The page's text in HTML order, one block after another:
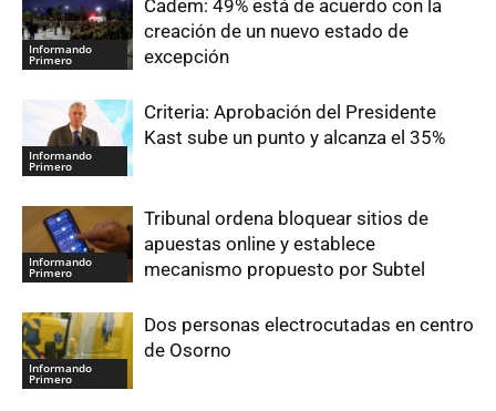
Informando
Primero
Cadem: 49% está de acuerdo con la
creación de un nuevo estado de
excepción
Informando
Primero
Criteria: Aprobación del Presidente
Kast sube un punto y alcanza el 35%
Informando
Primero
Tribunal ordena bloquear sitios de
apuestas online y establece
mecanismo propuesto por Subtel
Informando
Primero
Dos personas electrocutadas en centro
de Osorno